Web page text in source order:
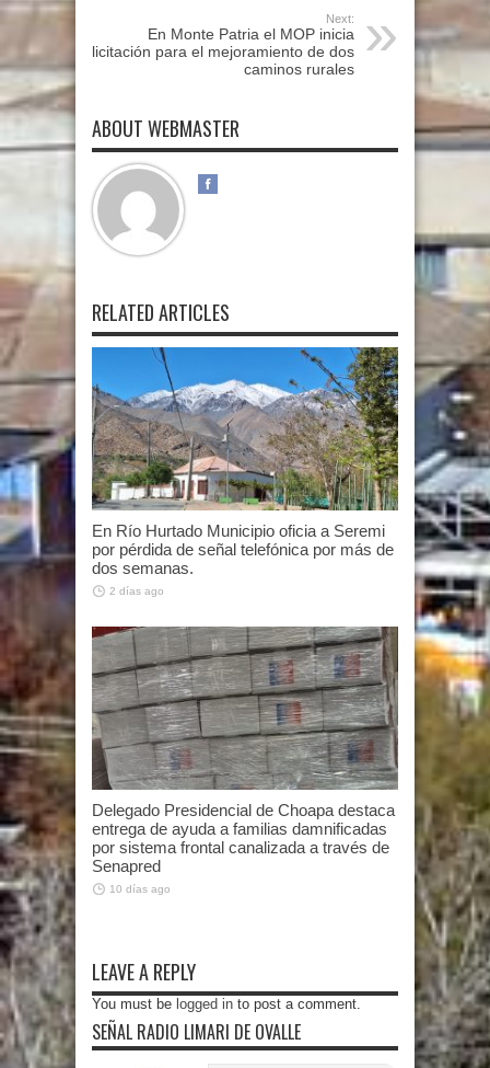
Next:
En Monte Patria el MOP inicia
licitación para el mejoramiento de dos
caminos rurales
ABOUT WEBMASTER
RELATED ARTICLES
En Río Hurtado Municipio oficia a Seremi
por pérdida de señal telefónica por más de
dos semanas.
2 días ago
Delegado Presidencial de Choapa destaca
entrega de ayuda a familias damnificadas
por sistema frontal canalizada a través de
Senapred
10 días ago
LEAVE A REPLY
You must be logged in to post a comment.
SEÑAL RADIO LIMARI DE OVALLE